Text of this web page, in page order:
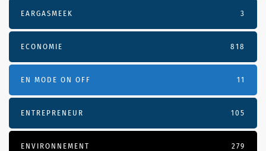
EARGASMEEK 3
ECONOMIE 818
EN MODE ON OFF 11
ENTREPRENEUR 105
ENVIRONNEMENT 279